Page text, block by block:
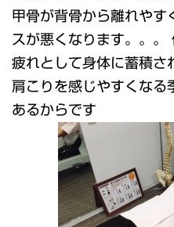
甲骨が背骨から離れやす
スが悪くなります。。。
疲れとして身体に蓄積さ
肩こりを感じやすくなる
あるからです